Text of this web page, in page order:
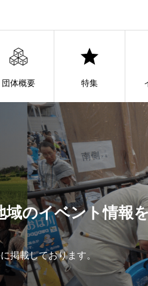
団体概要 特集
域のイベント情報
掲載しております。